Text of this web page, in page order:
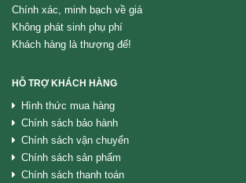
Chính xác, minh bạch về giá
Không phát sinh phụ phí
Khách hàng là thượng đế!
HỖ TRỢ KHÁCH HÀNG
Hình thức mua hàng
Chính sách bảo hành
Chính sách vận chuyển
Chính sách sản phẩm
Chính sách thanh toán